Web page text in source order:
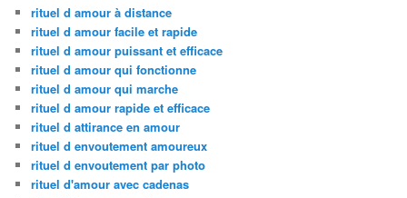
rituel d amour à distance
rituel d amour facile et rapide
rituel d amour puissant et efficace
rituel d amour qui fonctionne
rituel d amour qui marche
rituel d amour rapide et efficace
rituel d attirance en amour
rituel d envoutement amoureux
rituel d envoutement par photo
rituel d'amour avec cadenas